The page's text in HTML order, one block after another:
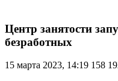
Центр занятости
безработных
15 марта 2023, 14:19 158